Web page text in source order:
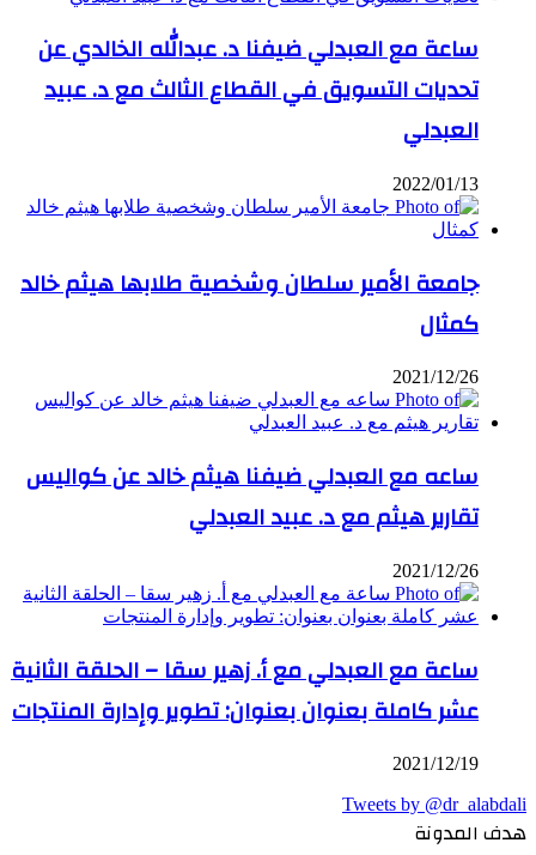
ساعة مع العبدلي ضيفنا د. عبدالله الخالدي عن
تحديات التسويق في القطاع الثالث مع د. عبيد
العبدلي
2022/01/13
جامعة الأمير سلطان وشخصية طلابها هيثم خالد
كمثال
2021/12/26
ساعه مع العبدلي ضيفنا هيثم خالد عن كواليس
تقارير هيثم مع د. عبيد العبدلي
2021/12/26
ساعة مع العبدلي مع أ. زهير سقا – الحلقة الثانية
عشر كاملة بعنوان بعنوان: تطوير وإدارة المنتجات
2021/12/19
Tweets by @dr_alabdali
هدف المدونة